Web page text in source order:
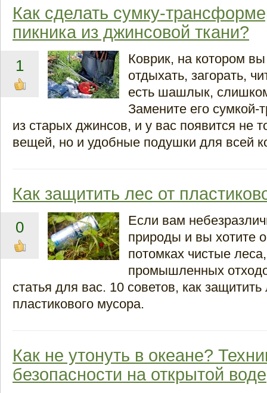
Как сделать сумку-
пикника из джинсовой ткани?
1
Коврик, на котором
отдыхать, загорать,
есть шашлык,
Замените его
из старых джинсов, и у вас появится не
вещей, но и удобные подушки для всей
Как защитить лес от
0
Если вам
природы и вы хотите
потомках чистые
промышленных
статья для вас. 10 советов, как защитить
пластикового мусора.
Как не утонуть в океане?
безопасности на открытой воде